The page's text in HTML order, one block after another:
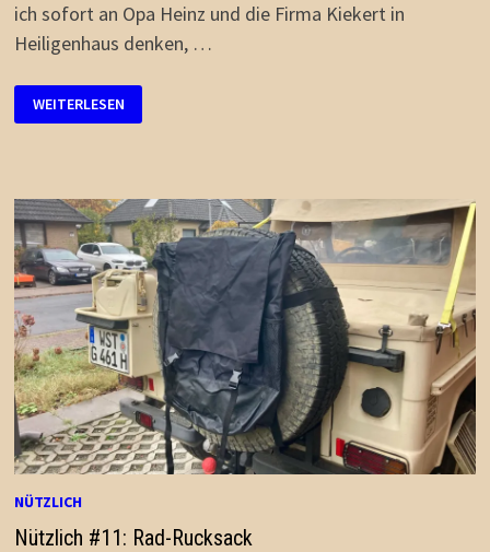
ich sofort an Opa Heinz und die Firma Kiekert in
Heiligenhaus denken, …
#12:
G-
WEITERLESEN
NÜTZLICH
Nützlich #11: Rad-Rucksack